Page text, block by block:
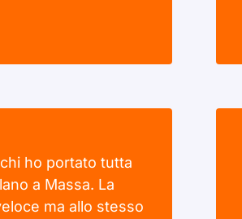
ho portato tutta
a Massa. La
ma allo stesso